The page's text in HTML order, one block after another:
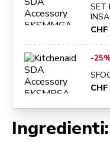
Ingredienti:
SET
Go toSFOGLIATRICE
-